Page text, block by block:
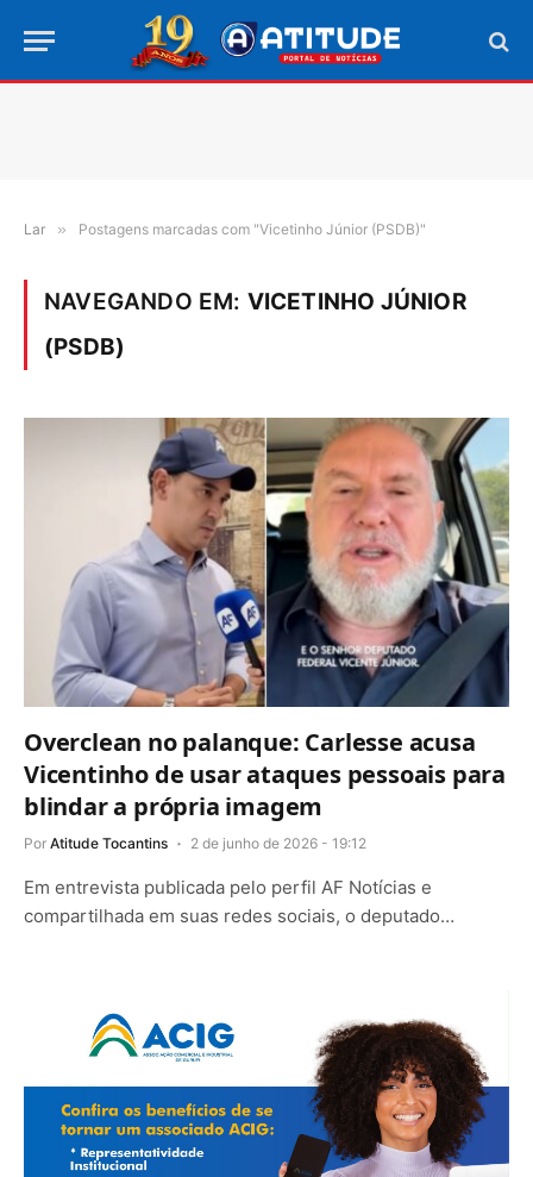
Lar » Postagens marcadas com "Vicetinho Júnior (PSDB)"
NAVEGANDO EM: VICETINHO JÚNIOR
(PSDB)
Overclean no palanque: Carlesse acusa
Vicentinho de usar ataques pessoais para
blindar a própria imagem
Por Atitude Tocantins 2 de junho de 2026 - 19:12
Em entrevista publicada pelo perfil AF Notícias e
compartilhada em suas redes sociais, o deputado…